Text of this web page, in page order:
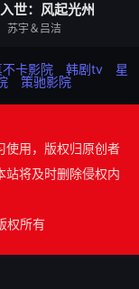
世：风起光州
苏宇＆吕洁
不卡影院 韩剧tv
星
策驰影院
使用，版权归原创者
站将及时删除侵权内
权所有